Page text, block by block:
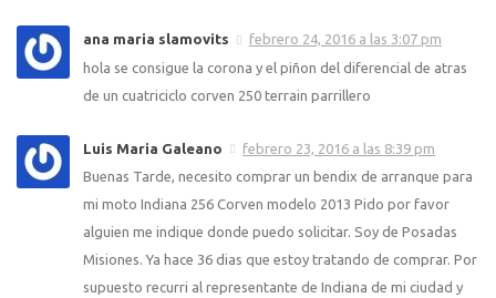
ana maria slamovits
febrero 24, 2016 a las 3:07 pm
hola se consigue la corona y el piñon del diferencial de atras
de un cuatriciclo corven 250 terrain parrillero
Luis Maria Galeano
febrero 23, 2016 a las 8:39 pm
Buenas Tarde, necesito comprar un bendix de arranque para
mi moto Indiana 256 Corven modelo 2013 Pido por favor
alguien me indique donde puedo solicitar. Soy de Posadas
Misiones. Ya hace 36 dias que estoy tratando de comprar. Por
supuesto recurri al representante de Indiana de mi ciudad y